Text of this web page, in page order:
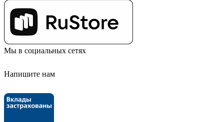
Мы в социальных сетях
Напишите нам